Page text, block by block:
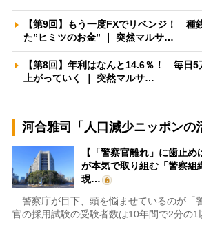
【第9回】もう一度FXでリベンジ！ 種
た”ヒミツのお金” ｜ 突然マルサ…
【第8回】年利はなんと14.6％！ 毎日5
上がっていく ｜ 突然マルサ…
河合雅司「人口減少ニッポンの
【「警察官離れ」に歯止
が本気で取り組む「警察
現…
警察庁が目下、頭を悩ませているのが「
官の採用試験の受験者数は10年間で2分の